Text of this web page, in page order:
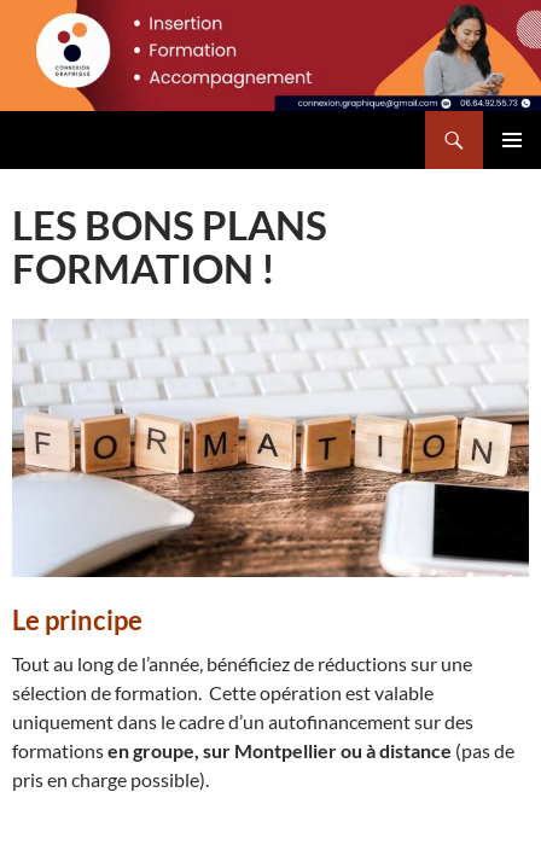
principal
contenu
LES BONS PLANS
FORMATION !
Le principe
Tout au long de l’année, bénéficiez de réductions sur une
sélection de formation. Cette opération est valable
uniquement dans le cadre d’un autofinancement sur des
formationsen groupe, sur Montpellier ou à distance (pas de
pris en charge possible).